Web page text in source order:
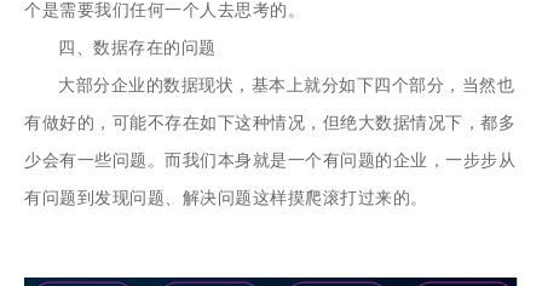
个是需要我们任何一个人去思考的。
四、数据存在的问题
大部分企业的数据现状，基本上就分如下四个部分，当然也
有做好的，可能不存在如下这种情况，但绝大数据情况下，都多
少会有一些问题。而我们本身就是一个有问题的企业，一步步从
有问题到发现问题、解决问题这样摸爬滚打过来的。